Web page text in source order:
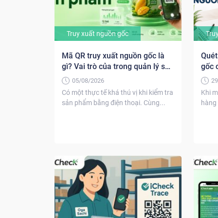
Truy xuất nguồn gốc
Mã QR truy xuất nguồn gốc là
gì? Vai trò của trong quản lý sản
phẩm05/08/2026
Có một thực tế khá thú vị khi kiểm tra
sản phẩm bằng điện thoại. Cùng...
gốc
Khi